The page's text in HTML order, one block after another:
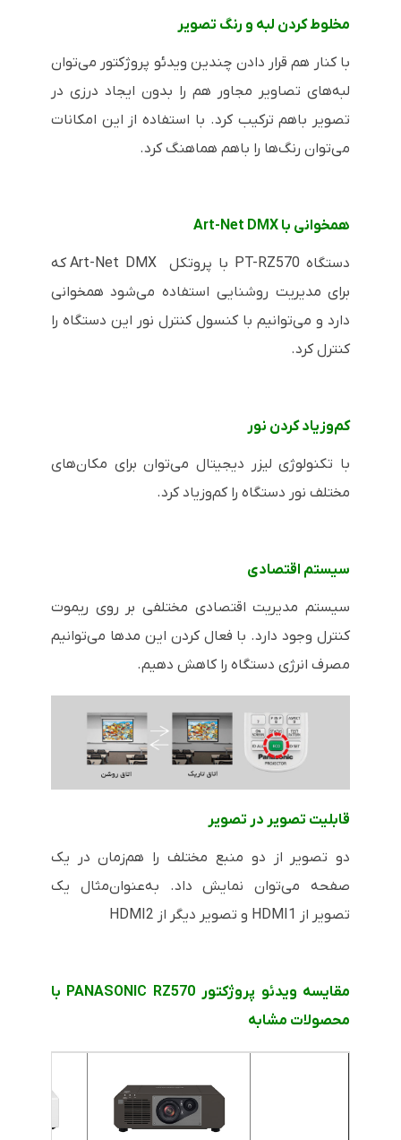
مخلوط کردن لبه و رنگ تصویر
با کنار هم قرار دادن چندین ویدئو پروژکتور می‌توان
لبه‌های تصاویر مجاور هم را بدون ایجاد درزی در
تصویر باهم ترکیب کرد. با استفاده از این امکانات
می‌توان رنگ‌ها را باهم هماهنگ کرد.
همخوانی با Art-Net DMX
دستگاه PT-RZ570 با پروتکل Art-Net DMXکه
برای مدیریت روشنایی استفاده می‌شود همخوانی
دارد و می‌توانیم با کنسول کنترل نور این دستگاه را
کنترل کرد.
کم‌وزیاد کردن نور
با تکنولوژی لیزر دیجیتال می‌توان برای مکان‌های
مختلف نور دستگاه را کم‌وزیاد کرد.
سیستم اقتصادی
سیستم مدیریت اقتصادی مختلفی بر روی ریموت
کنترل وجود دارد. با فعال کردن این مدها می‌توانیم
مصرف انرژی دستگاه را کاهش دهیم.
قابلیت تصویر در تصویر
دو تصویر از دو منبع مختلف را هم‌زمان در یک
صفحه می‌توان نمایش داد. به‌عنوان‌مثال یک
تصویر از HDMI1 و تصویر دیگر از HDMI2
مقایسه ویدئو پروژکتور PANASONIC RZ570 با
محصولات مشابه